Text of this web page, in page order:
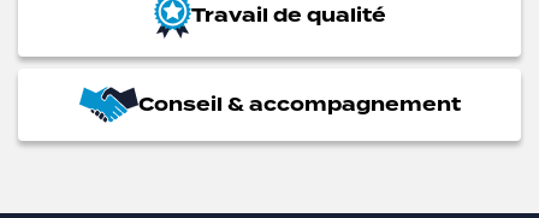
Travail de qualité
Conseil & accompagnement